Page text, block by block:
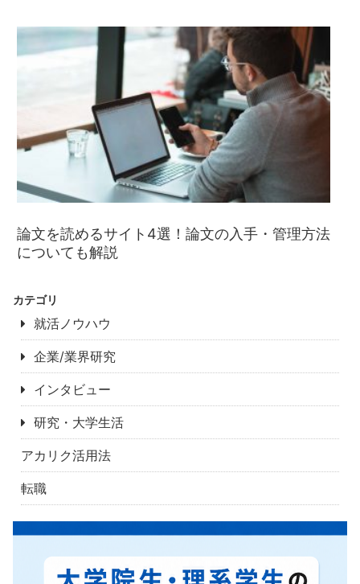
論文を読めるサイト4選！論文の入手・管理方法
についても解説
カテゴリ
就活ノウハウ
企業/業界研究
インタビュー
研究・大学生活
アカリク活用法
転職